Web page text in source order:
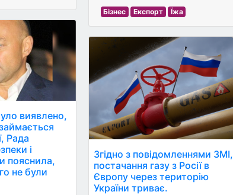
виявлено,
Рада
і
пояснила,
не були
Бізнес Експорт Їжа
Згідно з повідомленнями ЗМІ,
постачання газу з Росії в
Європу через територію
України триває.